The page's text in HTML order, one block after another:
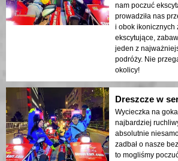
nam poczuć
prowadziła nas
i obok ikonicznych
ekscytujące,
jeden z
podróży. Nie
okolicy!
Dreszcze w
Wycieczka na
najbardziej
absolutnie
zadbał o nasze
to mogliśmy